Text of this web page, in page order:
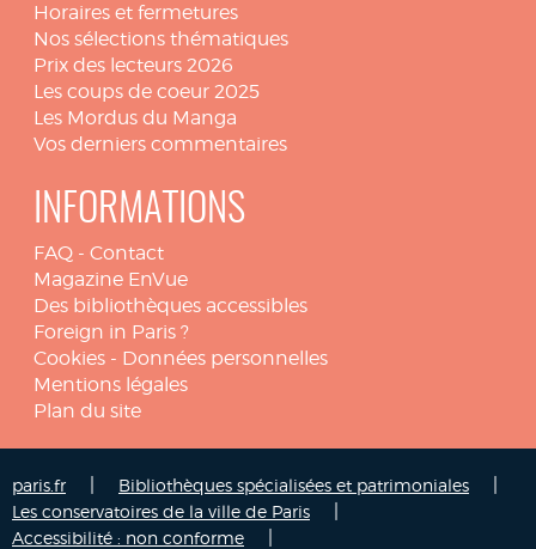
Horaires et fermetures
Nos sélections thématiques
Prix des lecteurs 2026
Les coups de coeur 2025
Les Mordus du Manga
Vos derniers commentaires
INFORMATIONS
FAQ - Contact
Magazine EnVue
Des bibliothèques accessibles
Foreign in Paris ?
Cookies - Données personnelles
Mentions légales
Plan du site
paris.fr Bibliothèques spécialisées et patrimoniales
Les conservatoires de la ville de Paris
Accessibilité : non conforme